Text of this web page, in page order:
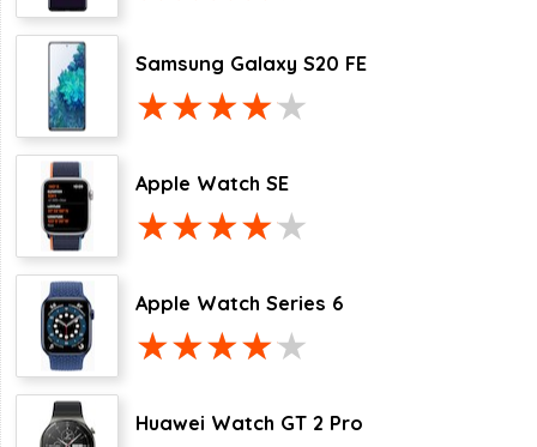
Samsung Galaxy S20 FE
Apple Watch SE
Apple Watch Series 6
Huawei Watch GT 2 Pro